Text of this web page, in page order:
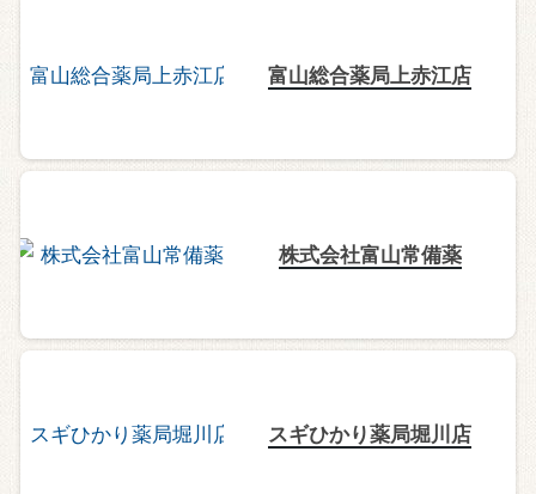
富山総合薬局上赤江店
株式会社富山常備薬
スギひかり薬局堀川店